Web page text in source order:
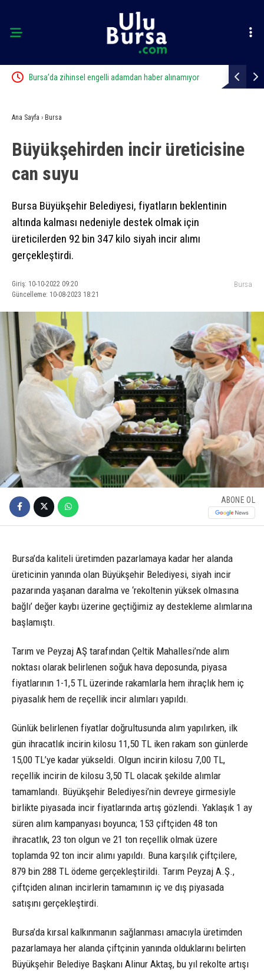
Bursa’da zihinsel engelli adamdan haber alınamıyor Tarihi
Ana Sayfa › Bursa
Büyükşehirden incir üreticisine
can suyu
Bursa Büyükşehir Belediyesi, fiyatların beklentinin
altında kalması nedeniyle destek olmak için
üreticilerden 92 bin 347 kilo siyah incir alımı
gerçekleştirdi.
Giriş: 10-10-2022 09:20
Güncelleme: 10-08-2023 18:21
Bursa
ABONE OL
Bursa’da kaliteli üretimden pazarlamaya kadar her alanda
üreticinin yanında olan Büyükşehir Belediyesi, siyah incir
pazarında yaşanan daralma ve ‘rekoltenin yüksek olmasına
bağlı’ değer kaybı üzerine geçtiğimiz ay destekleme alımlarına
başlamıştı.
Tarım ve Peyzaj AŞ tarafından Çeltik Mahallesi’nde alım
noktası olarak belirlenen soğuk hava deposunda, piyasa
fiyatlarının 1-1,5 TL üzerinde rakamlarla hem ihraçlık hem iç
piyasalık hem de reçellik incir alımları yapıldı.
Günlük belirlenen fiyatlar doğrultusunda alım yapılırken, ilk
gün ihracatlık incirin kilosu 11,50 TL iken rakam son günlerde
15,00 TL’ye kadar yükseldi. Olgun incirin kilosu 7,00 TL,
reçellik incirin de kilosu 3,50 TL olacak şekilde alımlar
tamamlandı. Büyükşehir Belediyesi’nin devreye girmesiyle
birlikte piyasada incir fiyatlarında artış gözlendi. Yaklaşık 1 ay
süren alım kampanyası boyunca; 153 çiftçiden 48 ton
ihracatlık, 23 ton olgun ve 21 ton reçellik olmak üzere
toplamda 92 ton incir alımı yapıldı. Buna karşılık çiftçilere,
879 bin 288 TL ödeme gerçekleştirildi. Tarım Peyzaj A.Ş.,
çiftçiden alınan incirlerin tamamının iç ve dış piyasada
satışını gerçekleştirdi.
Bursa’da kırsal kalkınmanın sağlanması amacıyla üretimden
pazarlamaya her alanda çiftçinin yanında olduklarını belirten
Büyükşehir Belediye Başkanı Alinur Aktaş, bu yıl rekolte artışı